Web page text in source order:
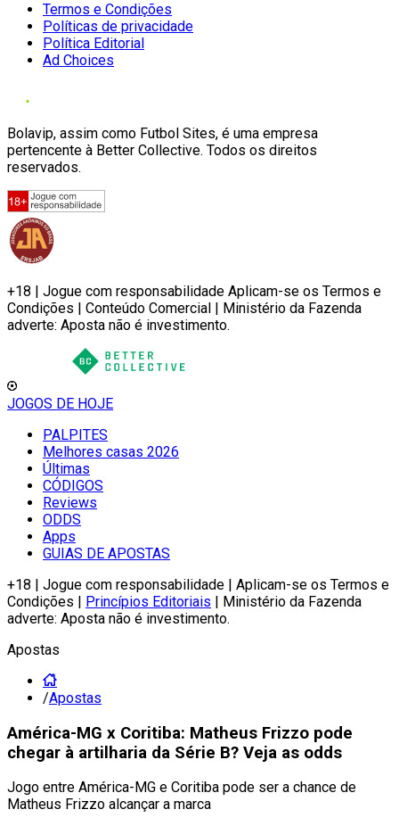
Termos e Condições
Políticas de privacidade
Política Editorial
Ad Choices
Bolavip, assim como Futbol Sites, é uma empresa
pertencente à Better Collective. Todos os direitos
reservados.
+18 | Jogue com responsabilidade Aplicam-se os Termos e
Condições | Conteúdo Comercial | Ministério da Fazenda
adverte: Aposta não é investimento.
JOGOS DE HOJE
PALPITES
Melhores casas 2026
Últimas
CÓDIGOS
Reviews
ODDS
Apps
GUIAS DE APOSTAS
+18 | Jogue com responsabilidade | Aplicam-se os Termos e
Condições | Princípios Editoriais | Ministério da Fazenda
adverte: Aposta não é investimento.
Apostas
/Apostas
América-MG x Coritiba: Matheus Frizzo pode
chegar à artilharia da Série B? Veja as odds
Jogo entre América-MG e Coritiba pode ser a chance de
Matheus Frizzo alcançar a marca